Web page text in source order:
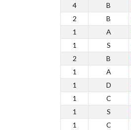
4
B
2
B
1
A
1
S
2
B
1
A
1
D
1
C
1
S
1
C